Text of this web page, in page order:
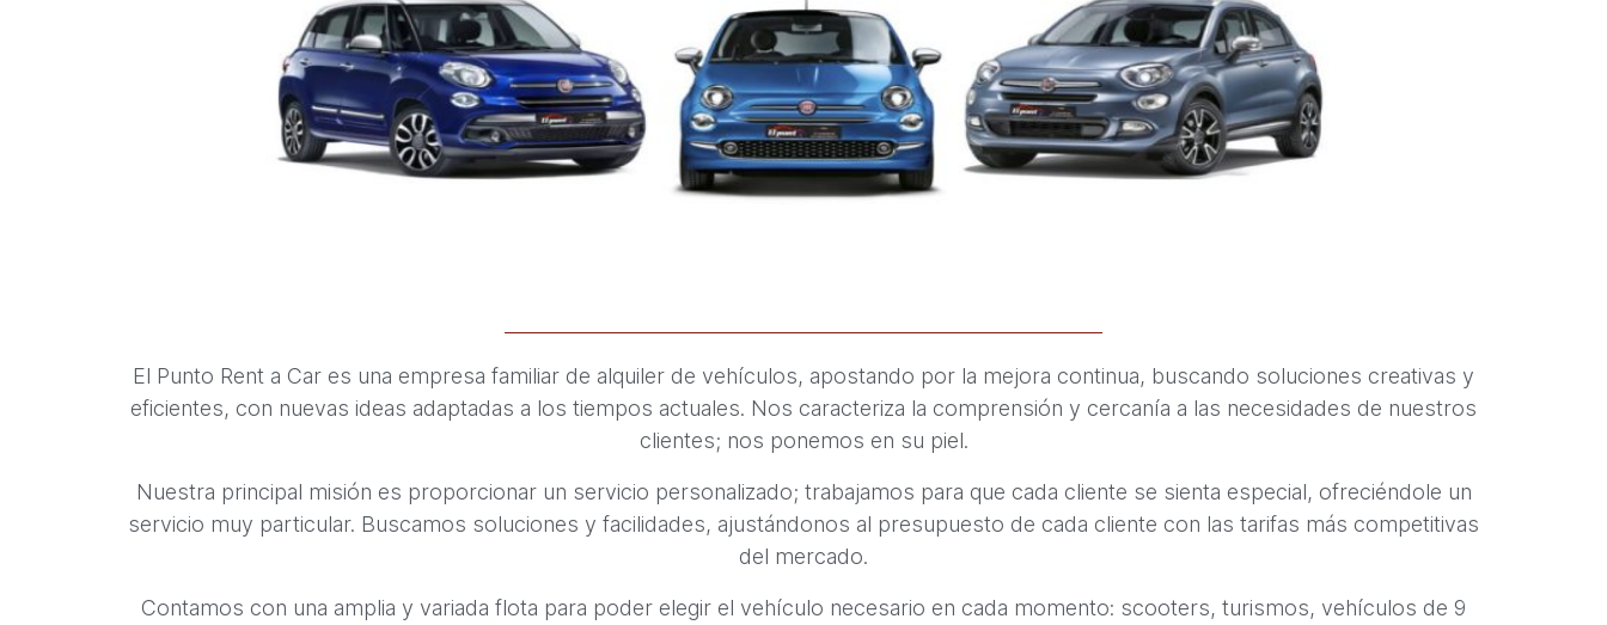
El Punto Rent a Car es una empresa familiar de alquiler de vehículos, apostando por la mejora continua, buscando soluciones creativas y
eficientes, con nuevas ideas adaptadas a los tiempos actuales. Nos caracteriza la comprensión y cercanía a las necesidades de nuestros
clientes; nos ponemos en su piel.
Nuestra principal misión es proporcionar un servicio personalizado; trabajamos para que cada cliente se sienta especial, ofreciéndole un
servicio muy particular. Buscamos soluciones y facilidades, ajustándonos al presupuesto de cada cliente con las tarifas más competitivas
del mercado.
Contamos con una amplia y variada flota para poder elegir el vehículo necesario en cada momento: scooters, turismos, vehículos de 9